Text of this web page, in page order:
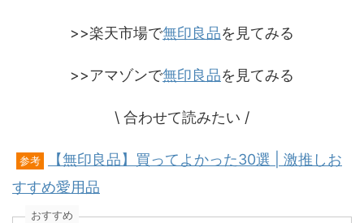
>>楽天市場で無印良品を見てみる
>>アマゾンで無印良品を見てみる
\ 合わせて読みたい /
参考
【無印良品】買ってよかった30選 | 激推しお
すすめ愛用品
おすすめ